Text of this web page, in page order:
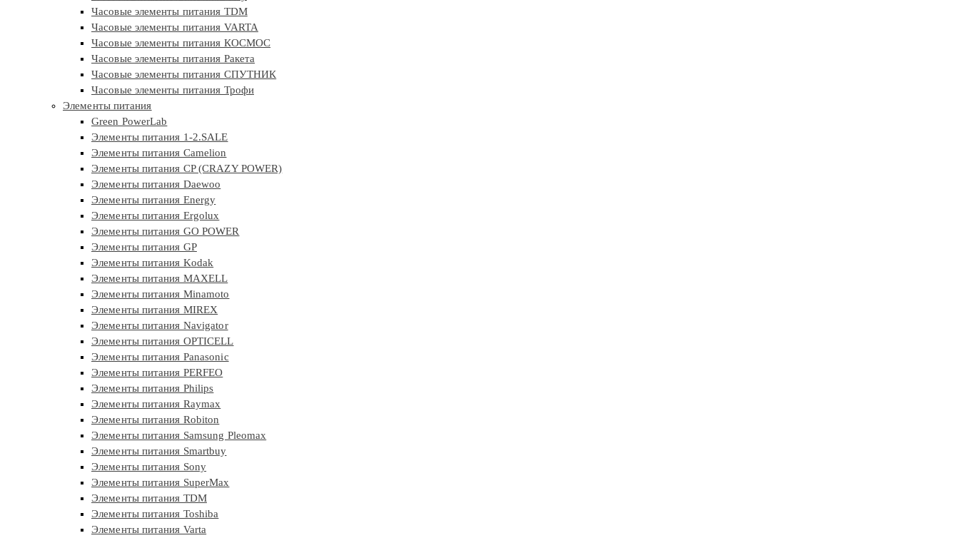
Часовые элементы питания TDM
Часовые элементы питания VARTA
Часовые элементы питания КОСМОС
Часовые элементы питания Ракета
Часовые элементы питания СПУТНИК
Часовые элементы питания Трофи
Элементы питания
Green PowerLab
Элементы питания 1-2.SALE
Элементы питания Camelion
Элементы питания CP (CRAZY POWER)
Элементы питания Daewoo
Элементы питания Energy
Элементы питания Ergolux
Элементы питания GO POWER
Элементы питания GP
Элементы питания Kodak
Элементы питания MAXELL
Элементы питания Minamoto
Элементы питания MIREX
Элементы питания Navigator
Элементы питания OPTICELL
Элементы питания Panasonic
Элементы питания PERFEO
Элементы питания Philips
Элементы питания Raymax
Элементы питания Robiton
Элементы питания Samsung Pleomax
Элементы питания Smartbuy
Элементы питания Sony
Элементы питания SuperMax
Элементы питания TDM
Элементы питания Toshiba
Элементы питания Varta